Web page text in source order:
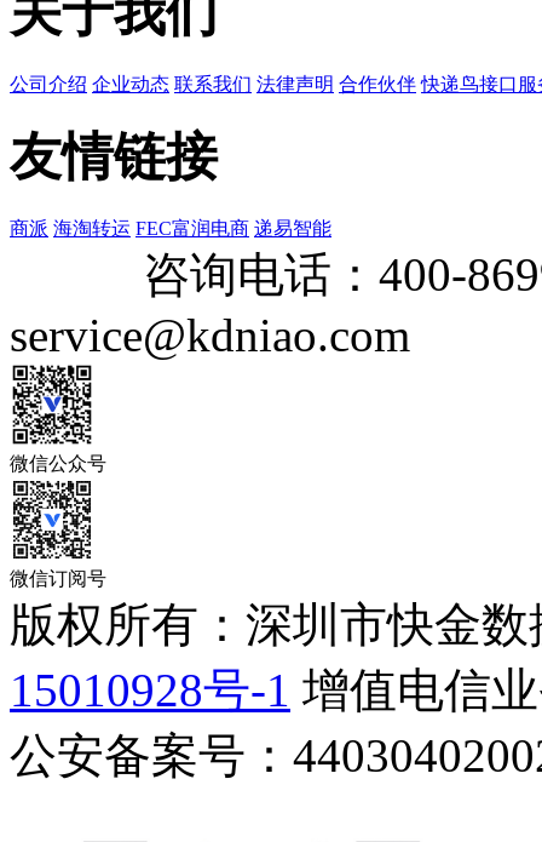
关于我们
公司介绍 企业动态 联系我们 法律声明 合作伙伴 快递鸟接口服
友情链接
商派 海淘转运 FEC富润电商 递易智能
咨询电话： 400-
service@kdniao.com
微信公众号
微信订阅号
版权所有：深圳市快金
15010928号-1 增值电信
公安备案号：